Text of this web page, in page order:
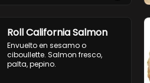
Roll California Salmon
Envuelto en sesamo o
ciboullette. Salmon fresco,
palta, pepino.